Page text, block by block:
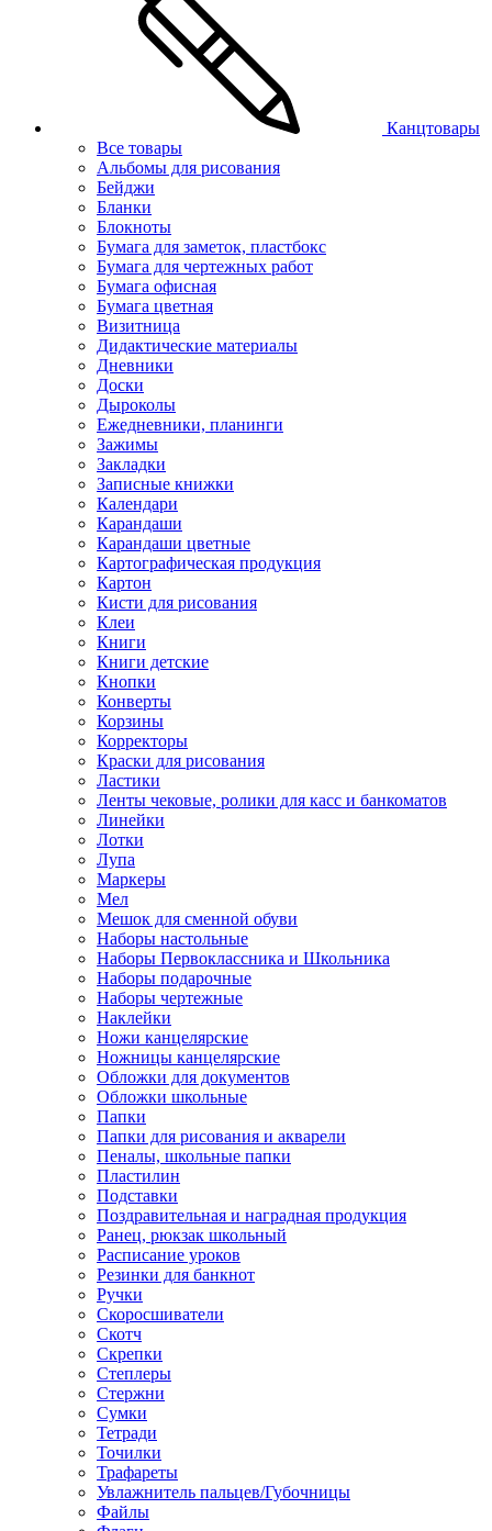
Канцтовары
Все товары
Альбомы для рисования
Бейджи
Бланки
Блокноты
Бумага для заметок, пластбокс
Бумага для чертежных работ
Бумага офисная
Бумага цветная
Визитница
Дидактические материалы
Дневники
Доски
Дыроколы
Ежедневники, планинги
Зажимы
Закладки
Записные книжки
Календари
Карандаши
Карандаши цветные
Картографическая продукция
Картон
Кисти для рисования
Клеи
Книги
Книги детские
Кнопки
Конверты
Корзины
Корректоры
Краски для рисования
Ластики
Ленты чековые, ролики для касс и банкоматов
Линейки
Лотки
Лупа
Маркеры
Мел
Мешок для сменной обуви
Наборы настольные
Наборы Первоклассника и Школьника
Наборы подарочные
Наборы чертежные
Наклейки
Ножи канцелярские
Ножницы канцелярские
Обложки для документов
Обложки школьные
Папки
Папки для рисования и акварели
Пеналы, школьные папки
Пластилин
Подставки
Поздравительная и наградная продукция
Ранец, рюкзак школьный
Расписание уроков
Резинки для банкнот
Ручки
Скоросшиватели
Скотч
Скрепки
Степлеры
Стержни
Сумки
Тетради
Точилки
Трафареты
Увлажнитель пальцев/Губочницы
Файлы